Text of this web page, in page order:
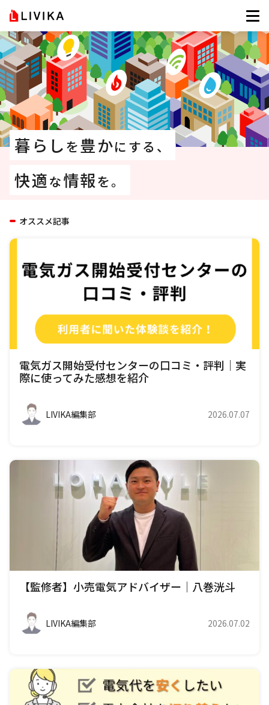
暮らし を豊かにする、
快適な情報を。
オススメ記事
電気ガス開始受付センターの口コミ・評判｜実
際に使ってみた感想を紹介
LIVIKA編集部 2026.07.07
【監修者】小売電気アドバイザー｜八巻洸斗
LIVIKA編集部 2026.07.02